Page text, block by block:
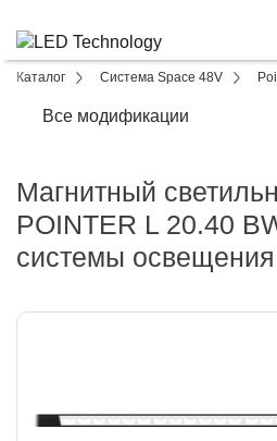
Каталог Система Space 48V
Все модификации
Магнитный
POINTER L 20.40
системы освещения